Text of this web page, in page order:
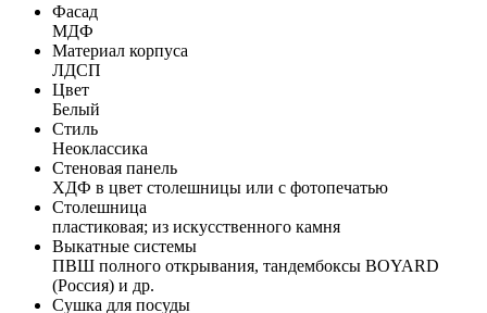
Фасад
МДФ
Материал корпуса
ЛДСП
Цвет
Белый
Стиль
Неоклассика
Стеновая панель
ХДФ в цвет столешницы или с фотопечатью
Столешница
пластиковая; из искусственного камня
Выкатные системы
ПВШ полного открывания, тандембоксы BOYARD
(Россия) и др.
Сушка для посуды